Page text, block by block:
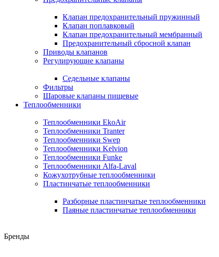
Клапан предохранительный пружинный
Клапан поплавковый
Клапан предохранительный мембранный
Предохранительный сбросной клапан
Приводы клапанов
Регулирующие клапаны
Седельные клапаны
Фильтры
Шаровые клапаны пищевые
Теплообменники
Теплообменники EkoAir
Теплообменники Tranter
Теплообменники Swep
Теплообменники Kelvion
Теплообменники Funke
Теплообменники Alfa-Laval
Кожухотрубные теплообменники
Пластинчатые теплообменники
Разборные пластинчатые теплообменники
Паяные пластинчатые теплообменники
Бренды